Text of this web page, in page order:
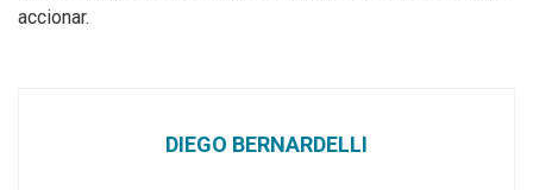
accionar.
DIEGO BERNARDELLI